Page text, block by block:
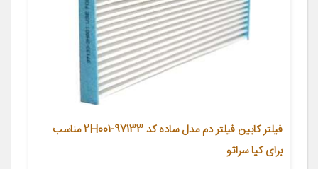
فیلتر کابین فیلتر دم مدل ساده کد 97133-2H001 مناسب
برای کیا سراتو